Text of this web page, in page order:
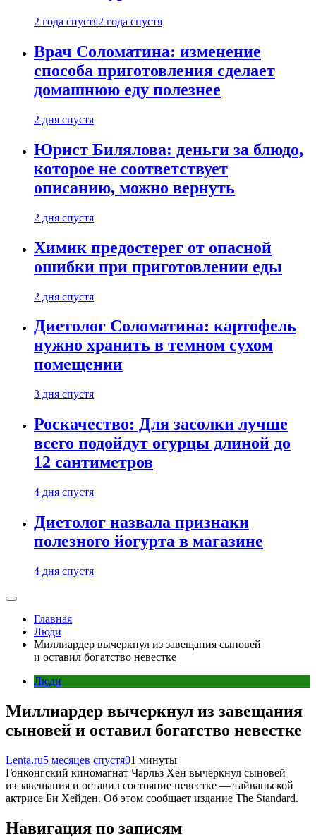
2 года спустя2 года спустя
Врач Соломатина: изменение
способа приготовления сделает
домашнюю еду полезнее
2 дня спустя
Юрист Билялова: деньги за блюдо,
которое не соответствует
описанию, можно вернуть
2 дня спустя
Химик предостерег от опасной
ошибки при приготовлении еды
2 дня спустя
Диетолог Соломатина: картофель
нужно хранить в темном сухом
помещении
3 дня спустя
Роскачество: Для засолки лучше
всего подойдут огурцы длиной до
12 сантиметров
4 дня спустя
Диетолог назвала признаки
полезного йогурта в магазине
4 дня спустя
Главная
Люди
Миллиардер вычеркнул из завещания сыновей
и оставил богатство невестке
Люди
Миллиардер вычеркнул из завещания
сыновей и оставил богатство невестке
Lenta.ru5 месяцев спустя01 минуты
Гонконгский киномагнат Чарльз Хен вычеркнул сыновей
из завещания и оставил состояние невестке — тайваньской
актрисе Би Хейден. Об этом сообщает издание The Standard.
Навигация по записям